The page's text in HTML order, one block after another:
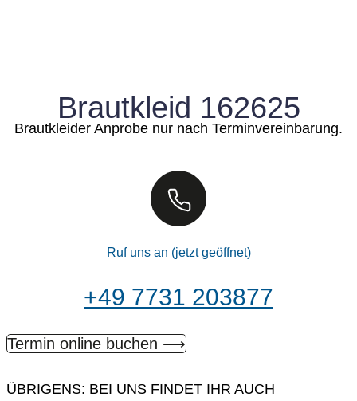
Brautkleid 162625
Brautkleider Anprobe nur nach Terminvereinbarung.
Ruf uns an (jetzt geöffnet)
+49 7731 203877
Termin online buchen ⟶
ÜBRIGENS: BEI UNS FINDET IHR AUCH